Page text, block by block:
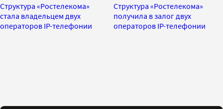
Структура «Ростелекома»
стала владельцем двух
операторов IP-телефонии
Структура «Ростелекома»
получила в залог двух
операторов IP-телефонии